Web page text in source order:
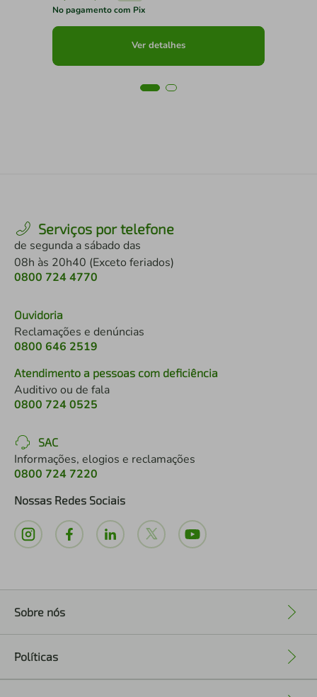
No pagamento com Pix
Ver detalhes
Serviços por telefone
de segunda a sábado das
08h às 20h40 (Exceto feriados)
0800 724 4770
Ouvidoria
Reclamações e denúncias
0800 646 2519
Atendimento a pessoas com deficiência
Auditivo ou de fala
0800 724 0525
SAC
Informações, elogios e reclamações
0800 724 7220
Nossas Redes Sociais
Sobre nós
Políticas